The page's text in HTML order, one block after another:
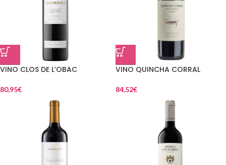
VINO CLOS DE L’OBAC
80,95€
VINO QUINCHA CORRAL
84,52€